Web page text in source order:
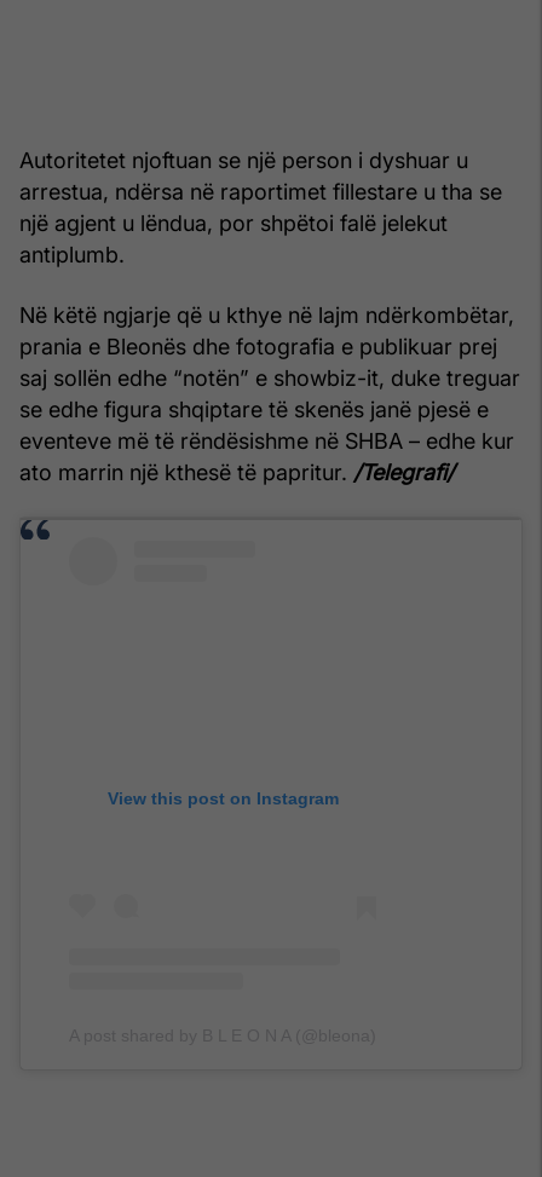
Autoritetet njoftuan se një person i dyshuar u
arrestua, ndërsa në raportimet fillestare u tha se
një agjent u lëndua, por shpëtoi falë jelekut
antiplumb.
Në këtë ngjarje që u kthye në lajm ndërkombëtar,
prania e Bleonës dhe fotografia e publikuar prej
saj sollën edhe “notën” e showbiz-it, duke treguar
se edhe figura shqiptare të skenës janë pjesë e
eventeve më të rëndësishme në SHBA – edhe kur
ato marrin një kthesë të papritur. /Telegrafi/
View this post on Instagram